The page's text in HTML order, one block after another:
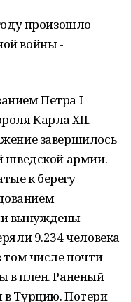
произошло
войны -
Петра I
Карла XII.
завершилось
шведской армии.
к берегу
вынуждены
9.234 человека
том числе почти
в плен. Раненый
в Турцию. Потери